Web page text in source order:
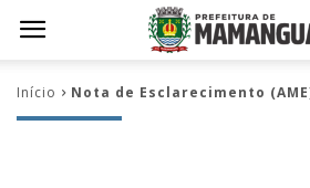
Início Nota de Esclarecimento